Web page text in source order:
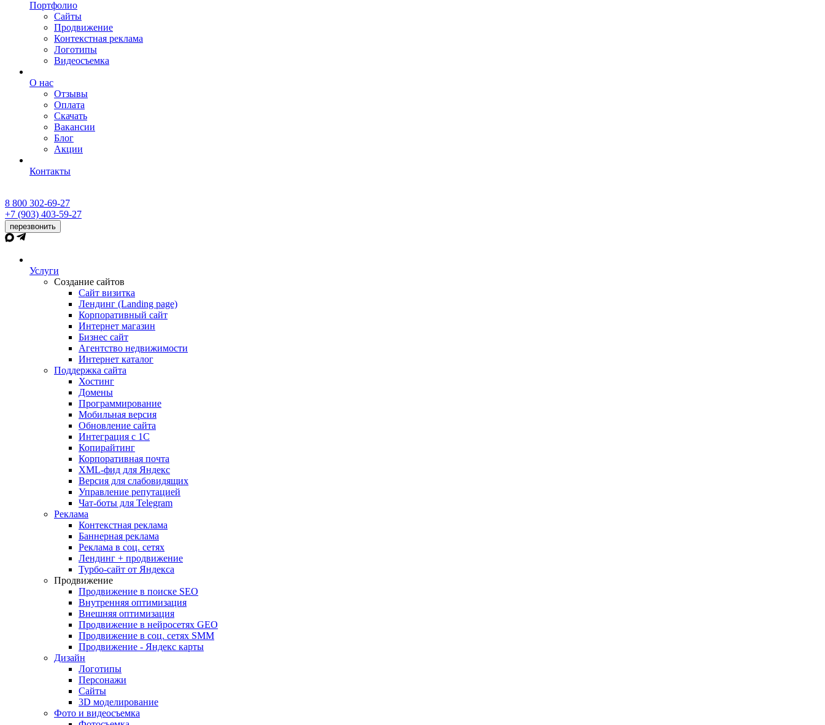
Портфолио
Сайты
Продвижение
Контекстная реклама
Логотипы
Видеосъемка
О нас
Отзывы
Оплата
Скачать
Вакансии
Блог
Акции
Контакты
8 800 302-69-27
+7 (903) 403-59-27
перезвонить
Услуги
Создание сайтов
Сайт визитка
Лендинг (Landing page)
Корпоративный сайт
Интернет магазин
Бизнес сайт
Агентство недвижимости
Интернет каталог
Поддержка сайта
Хостинг
Домены
Программирование
Мобильная версия
Обновление сайта
Интеграция с 1С
Копирайтинг
Корпоративная почта
XML-фид для Яндекс
Версия для слабовидящих
Управление репутацией
Чат-боты для Telegram
Реклама
Контекстная реклама
Баннерная реклама
Реклама в соц. сетях
Лендинг + продвижение
Турбо-сайт от Яндекса
Продвижение
Продвижение в поиске SEO
Внутренняя оптимизация
Внешняя оптимизация
Продвижение в нейросетях GEO
Продвижение в соц. сетях SMM
Продвижение - Яндекс карты
Дизайн
Логотипы
Персонажи
Сайты
3D моделирование
Фото и видеосъемка